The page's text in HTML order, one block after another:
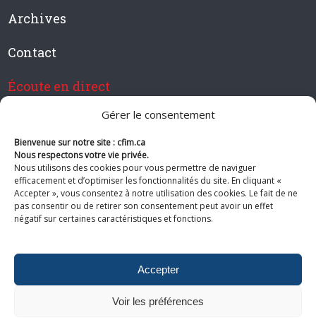
Gérer le consentement
Bienvenue sur notre site : cfim.ca
Nous respectons votre vie privée.
Nous utilisons des cookies pour vous permettre de naviguer
efficacement et d’optimiser les fonctionnalités du site. En cliquant «
Accepter », vous consentez à notre utilisation des cookies. Le fait de ne
pas consentir ou de retirer son consentement peut avoir un effet
négatif sur certaines caractéristiques et fonctions.
Accepter
Voir les préférences
Archives
Contact
Écoute en direct
Devenir membre de CFIM
Suivez-nous